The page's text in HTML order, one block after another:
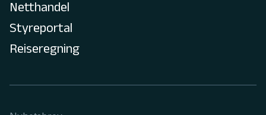
Netthandel
Styreportal
Reiseregning